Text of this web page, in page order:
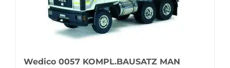
Wedico 0057 KOMPL.BAUSATZ MAN